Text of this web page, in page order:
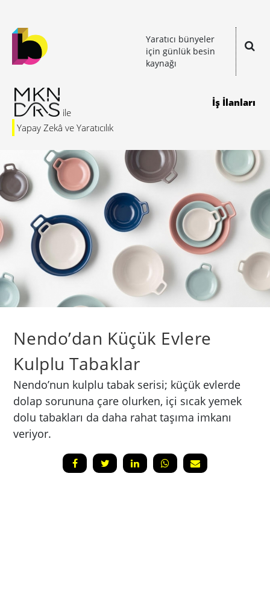
Yaratıcı bünyeler
için günlük besin
kaynağı
Yapay Zekâ ve Yaratıcılık
İş İlanları
Nendo’dan Küçük Evlere
Kulplu Tabaklar
Nendo’nun kulplu tabak serisi; küçük evlerde
dolap sorununa çare olurken, içi sıcak yemek
dolu tabakları da daha rahat taşıma imkanı
veriyor.